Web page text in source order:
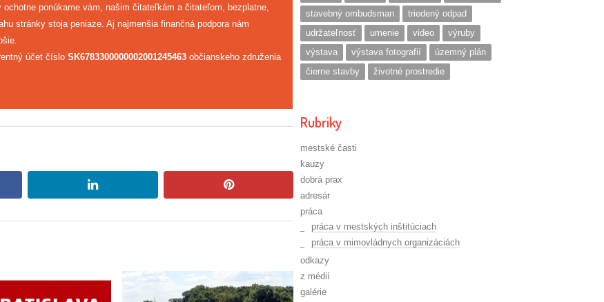
ponúkame vám, našim čitateľkám a čitateľom, bezplatne,
stránky stoja peniaze. Aj najmenšia finančná podpora nám
účet číslo SK6783300000002001245463 občianskeho združenia
linkedin pinterest
stavebný ombudsman
triedený odpad
udržateľnosť
umenie video
výruby
výstava
výstava fotografií
územný plán
čierne stavby
životné prostredie
Rubriky
mestské časti
kauzy
dobrá prax
adresár
práca
práca v mestských inštitúciach
práca v mimovládnych organizáciách
odkazy
z médií
galérie